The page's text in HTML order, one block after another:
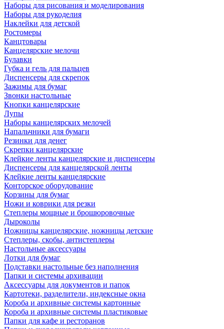
Наборы для рисования и моделирования
Наборы для рукоделия
Наклейки для детской
Ростомеры
Канцтовары
Канцелярские мелочи
Булавки
Губка и гель для пальцев
Диспенсеры для скрепок
Зажимы для бумаг
Звонки настольные
Кнопки канцелярские
Лупы
Наборы канцелярских мелочей
Напальчники для бумаги
Резинки для денег
Скрепки канцелярские
Клейкие ленты канцелярские и диспенсеры
Диспенсеры для канцелярской ленты
Клейкие ленты канцелярские
Конторское оборудование
Корзины для бумаг
Ножи и коврики для резки
Степлеры мощные и брошюровочные
Дыроколы
Ножницы канцелярские, ножницы детские
Степлеры, скобы, антистеплеры
Настольные аксессуары
Лотки для бумаг
Подставки настольные без наполнения
Папки и системы архивации
Аксессуары для документов и папок
Картотеки, разделители, индексные окна
Короба и архивные системы картонные
Короба и архивные системы пластиковые
Папки для кафе и ресторанов